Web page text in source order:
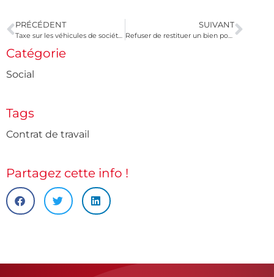
PRÉCÉDENT
Taxe sur les véhicules de sociétés : de nouvelles règles
SUIVANT
Refuser de restituer un bien pour obtenir le règlement d’une facture ?
Catégorie
Social
Tags
Contrat de travail
Partagez cette info !